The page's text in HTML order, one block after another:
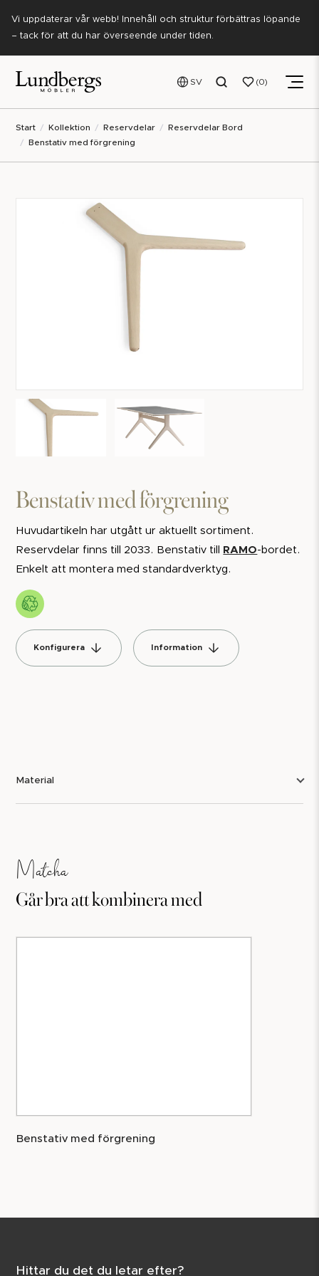
Vi uppdaterar vår webb! Innehåll och struktur förbättras löpande
– tack för att du har överseende under tiden.
SV 0
Start Kollektion Reservdelar
Reservdelar Bord
Benstativ med förgrening
Benstativ med förgrening
Huvudartikeln har utgått ur aktuellt sortiment.
Reservdelar finns till 2033. Benstativ till
RAMO-bordet.
Enkelt att montera med standardverktyg.
Konfigurera Information
Material
Matcha
Går bra att kombinera med
Benstativ med förgrening
Hittar du det du letar efter?